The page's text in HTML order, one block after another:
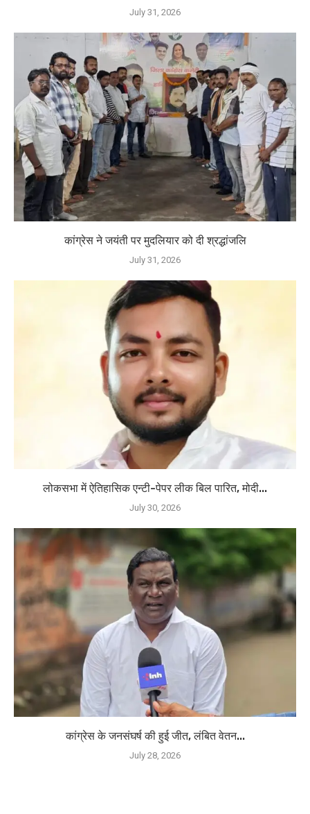
July 31, 2026
कांग्रेस ने जयंती पर मुदलियार को दी श्रद्धांजलि
July 31, 2026
लोकसभा में ऐतिहासिक एन्टी-पेपर लीक बिल पारित, मोदी...
July 30, 2026
कांग्रेस के जनसंघर्ष की हुई जीत, लंबित वेतन...
July 28, 2026